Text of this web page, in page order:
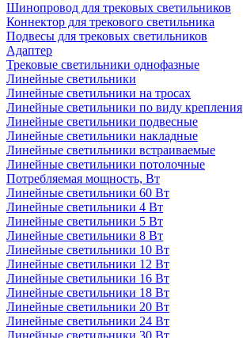
Шинопровод для трековых светильников
Коннектор для трекового светильника
Подвесы для трековых светильников
Адаптер
Трековые светильники однофазные
Линейные светильники
Линейные светильники на тросах
Линейные светильники по виду крепления
Линейные светильники подвесные
Линейные светильники накладные
Линейные светильники встраиваемые
Линейные светильники потолочные
Потребляемая мощность, Вт
Линейные светильники 60 Вт
Линейные светильники 4 Вт
Линейные светильники 5 Вт
Линейные светильники 8 Вт
Линейные светильники 10 Вт
Линейные светильники 12 Вт
Линейные светильники 16 Вт
Линейные светильники 18 Вт
Линейные светильники 20 Вт
Линейные светильники 24 Вт
Линейные светильники 30 Вт